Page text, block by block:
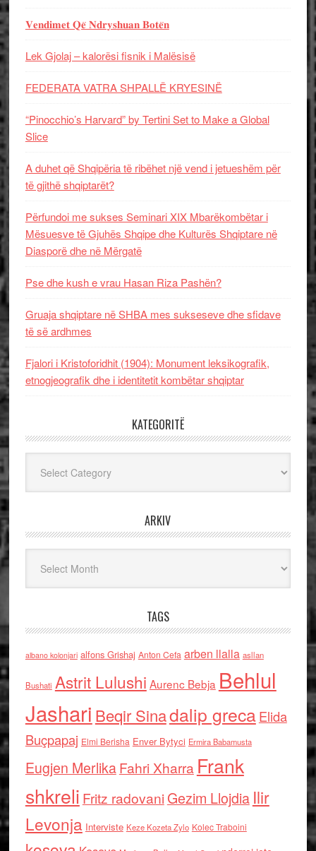
𝐕𝐞𝐧𝐝𝐢𝐦𝐞𝐭 𝐐𝐞̈ 𝐍𝐝𝐫𝐲𝐬𝐡𝐮𝐚𝐧 𝐁𝐨𝐭𝐞̈𝐧
Lek Gjolaj – kalorësi fisnik i Malësisë
FEDERATA VATRA SHPALLË KRYESINË
“Pinocchio’s Harvard” by Tertini Set to Make a Global
Slice
A duhet që Shqipëria të ribëhet një vend i jetueshëm për
të gjithë shqiptarët?
Përfundoi me sukses Seminari XIX Mbarëkombëtar i
Mësuesve të Gjuhës Shqipe dhe Kulturës Shqiptare në
Diasporë dhe në Mërgatë
Pse dhe kush e vrau Hasan Riza Pashën?
Gruaja shqiptare në SHBA mes sukseseve dhe sfidave
të së ardhmes
Fjalori i Kristoforidhit (1904): Monument leksikografik,
etnogjeografik dhe i identitetit kombëtar shqiptar
KATEGORITË
ARKIV
TAGS
albano kolonjari alfons Grishaj Anton Cefa arben llalla asllan
Bushati Astrit Lulushi Aurenc Bebja Behlul
Jashari Beqir Sinadalip grecaElida
Buçpapaj Elmi Berisha Enver Bytyci Ermira Babamusta
Eugjen MerlikaFahri Xharra Frank
shkreli Fritz radovaniGezim Llojdia Ilir
Levonja Interviste Keze Kozeta Zylo Kolec Traboini